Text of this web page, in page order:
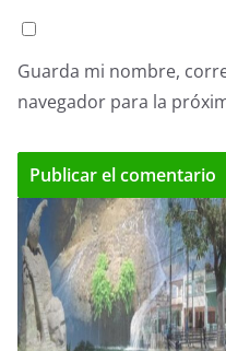
Guarda mi nombre,
navegador para la